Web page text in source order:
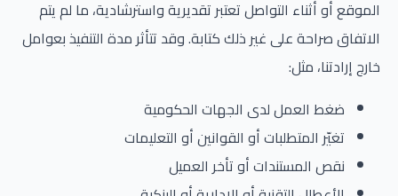
الموقع أو أثناء التواصل تعتبر تقديرية واسترشادية، ما لم يتم
الاتفاق صراحة على غير ذلك كتابة. وقد تتأثر مدة التنفيذ بعوامل
خارج إرادتنا، مثل:
ضغط العمل لدى الجهات الحكومية
تغيّر المتطلبات أو القوانين أو التعليمات
نقص المستندات أو تأخر العميل